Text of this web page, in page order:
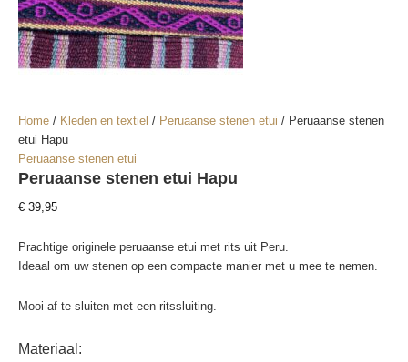
Home / Kleden en textiel / Peruaanse stenen etui / Peruaanse stenen
etui Hapu
Peruaanse stenen etui
Peruaanse stenen etui Hapu
€ 39,95
Prachtige originele peruaanse etui met rits uit Peru.
Ideaal om uw stenen op een compacte manier met u mee te nemen.
Mooi af te sluiten met een ritssluiting.
Materiaal: